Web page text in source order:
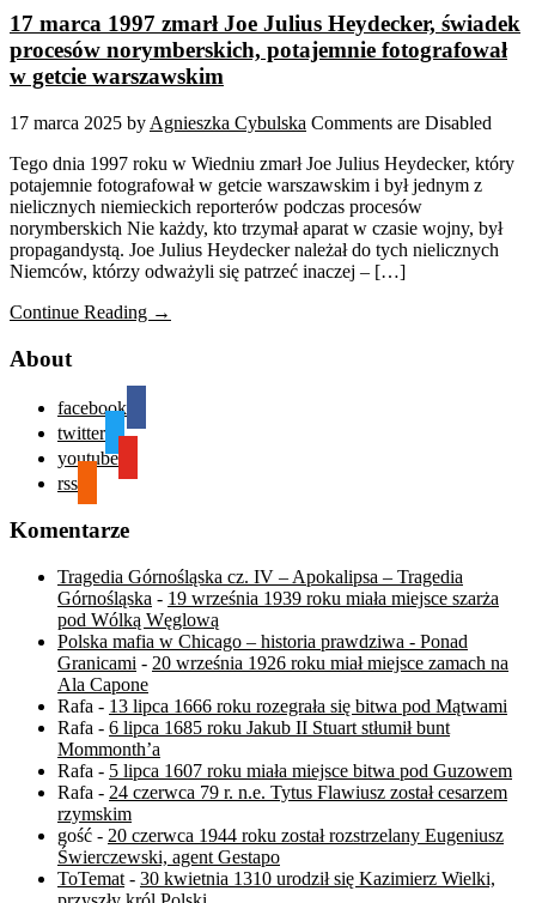
17 marca 1997 zmarł Joe Julius Heydecker, świadek
procesów norymberskich, potajemnie fotografował
w getcie warszawskim
17 marca 2025 by Agnieszka Cybulska Comments are Disabled
Tego dnia 1997 roku w Wiedniu zmarł Joe Julius Heydecker, który
potajemnie fotografował w getcie warszawskim i był jednym z
nielicznych niemieckich reporterów podczas procesów
norymberskich Nie każdy, kto trzymał aparat w czasie wojny, był
propagandystą. Joe Julius Heydecker należał do tych nielicznych
Niemców, którzy odważyli się patrzeć inaczej – […]
Continue Reading →
About
facebook
twitter
youtube
rss
Komentarze
Tragedia Górnośląska cz. IV – Apokalipsa – Tragedia
Górnośląska - 19 września 1939 roku miała miejsce szarża
pod Wólką Węglową
Polska mafia w Chicago – historia prawdziwa - Ponad
Granicami - 20 września 1926 roku miał miejsce zamach na
Ala Capone
Rafa - 13 lipca 1666 roku rozegrała się bitwa pod Mątwami
Rafa - 6 lipca 1685 roku Jakub II Stuart stłumił bunt
Mommonth’a
Rafa - 5 lipca 1607 roku miała miejsce bitwa pod Guzowem
Rafa - 24 czerwca 79 r. n.e. Tytus Flawiusz został cesarzem
rzymskim
gość - 20 czerwca 1944 roku został rozstrzelany Eugeniusz
Świerczewski, agent Gestapo
ToTemat - 30 kwietnia 1310 urodził się Kazimierz Wielki,